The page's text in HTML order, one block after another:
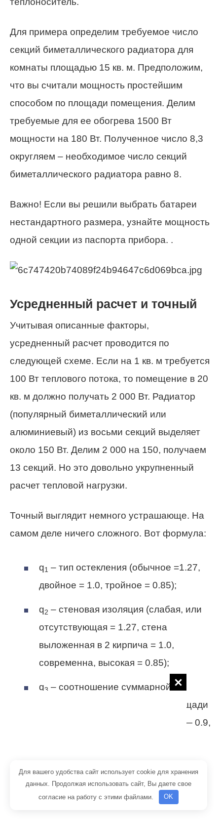
Для примера определим требуемое число
секций биметаллического радиатора для
комнаты площадью 15 кв. м. Предположим,
что вы считали мощность простейшим
способом по площади помещения. Делим
требуемые для ее обогрева 1500 Вт
мощности на 180 Вт. Полученное число 8,3
округляем – необходимое число секций
биметаллического радиатора равно 8.
Важно! Если вы решили выбрать батареи
нестандартного размера, узнайте мощность
одной секции из паспорта прибора. .
Усредненный расчет и точный
Учитывая описанные факторы,
усредненный расчет проводится по
следующей схеме. Если на 1 кв. м требуется
100 Вт теплового потока, то помещение в 20
кв. м должно получать 2 000 Вт. Радиатор
(популярный биметаллический или
алюминиевый) из восьми секций выделяет
около 150 Вт. Делим 2 000 на 150, получаем
13 секций. Но это довольно укрупненный
расчет тепловой нагрузки.
Точный выглядит немного устрашающе. На
самом деле ничего сложного. Вот формула:
q1 – тип остекления (обычное =1.27,
двойное = 1.0, тройное = 0.85);
q2 – стеновая изоляция (слабая, или
отсутствующая = 1.27, стена
выложенная в 2 кирпича = 1.0,
современна, высокая = 0.85);
q3 – соотношение суммарной
площади оконных проемов к площади
пола (40% = 1.2, 30% = 1.1, 20% — 0.9,
минимальное значение: -35 о С = 1.5,
-25 о С = 1.3, -20 о С = 1.1, -15 о С =
Для вашего удобства сайт использует cookie для хранения
данных. Продолжая использовать сайт, Вы даете свое
согласие на работу с этими файлами.
OK